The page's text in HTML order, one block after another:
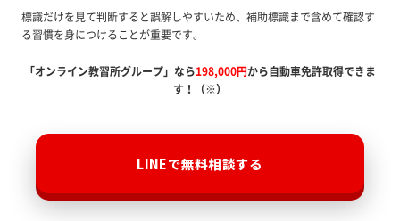
標識だけを見て判断すると誤解しやすいため、補助標識まで含めて確認す
る習慣を身につけることが重要です。
「オンライン教習所グループ」なら198,000円から自動車免許取得できま
す！（※）
LINEで無料相談する